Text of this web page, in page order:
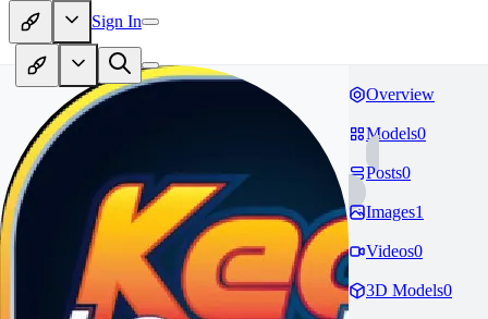
Sign In
Overview
Models0
Posts0
Images1
Videos0
3D Models0